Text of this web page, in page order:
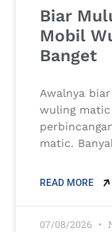
Biar
Mobil
Banget
Awalnya
wuling matic
matic.
READ MORE
07/08/2026